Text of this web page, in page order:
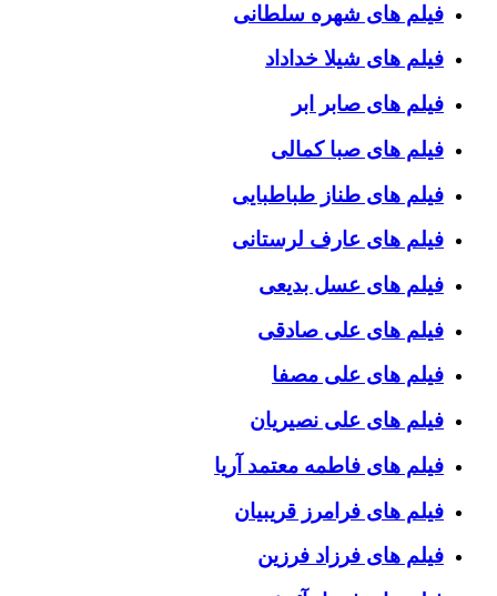
فیلم های شهره سلطانی
فیلم های شیلا خداداد
فیلم های صابر ابر
فیلم های صبا کمالی
فیلم های طناز طباطبایی
فیلم های عارف لرستانی
فیلم های عسل بدیعی
فیلم های علی صادقی
فیلم های علی مصفا
فیلم های علی نصیریان
فیلم های فاطمه معتمد آریا
فیلم های فرامرز قریبیان
فیلم های فرزاد فرزین